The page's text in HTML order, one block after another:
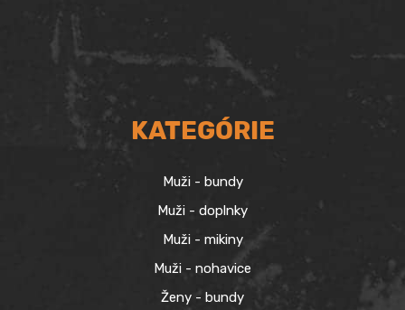
KATEGÓRIE
Muži - bundy
Muži - doplnky
Muži - mikiny
Muži - nohavice
Ženy - bundy